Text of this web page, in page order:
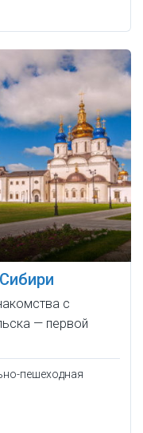
с
— первой
пешеходная